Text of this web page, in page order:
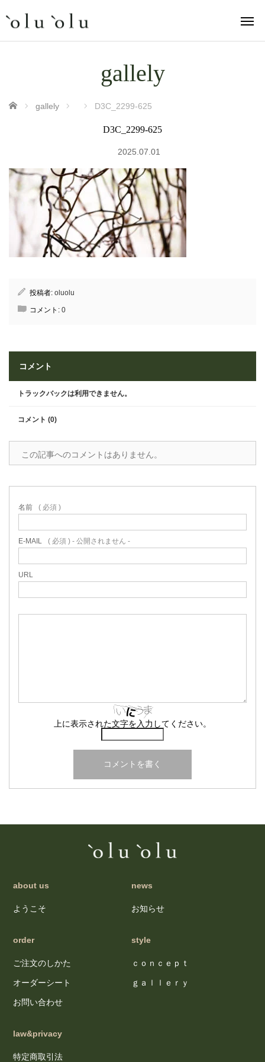
gallely
ホーム gallely D3C_2299-625
D3C_2299-625
2025.07.01
投稿者: oluolu
コメント: 0
コメント
トラックバックは利用できません。
コメント (0)
この記事へのコメントはありません。
名前 ( 必須 )
E-MAIL ( 必須 ) - 公開されません -
URL
上に表示された文字を入力してください。
about us
ようこそ
news
お知らせ
order
ご注文のしかた
オーダーシート
お問い合わせ
style
ｃｏｎｃｅｐｔ
ｇａｌｌｅｒｙ
law&privacy
特定商取引法